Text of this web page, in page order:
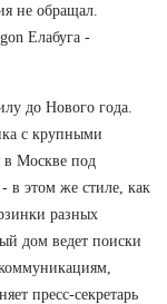
не обращал.
Елабуга -
до Нового года.
с крупными
в Москве под
в этом же стиле, как
разных
дом ведет поиски
пресс-секретарь